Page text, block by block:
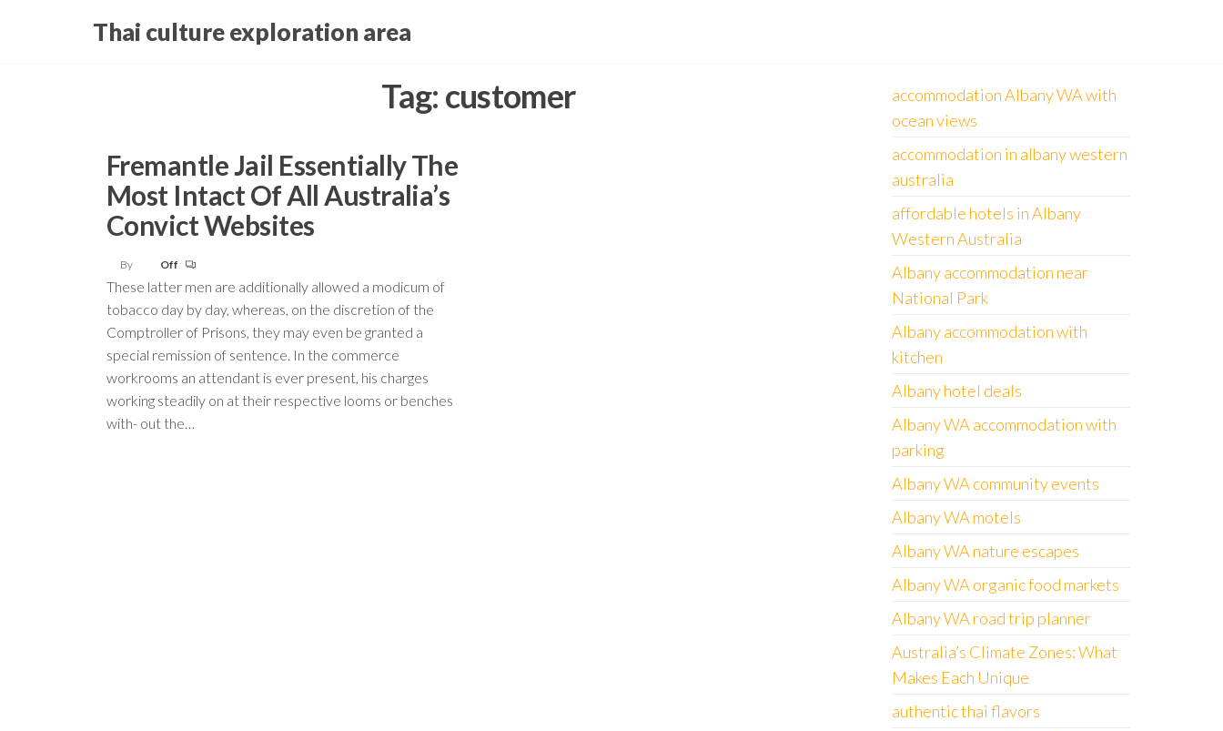
Thai culture exploration area
Tag: customer
Fremantle Jail Essentially The
Most Intact Of All Australia’s
Convict Websites
By Off
These latter men are additionally allowed a modicum of
tobacco day by day, whereas, on the discretion of the
Comptroller of Prisons, they may even be granted a
special remission of sentence. In the commerce
workrooms an attendant is ever present, his charges
working steadily on at their respective looms or benches
with- out the…
accommodation Albany WA with
ocean views
accommodation in albany western
australia
affordable hotels in Albany
Western Australia
Albany accommodation near
National Park
Albany accommodation with
kitchen
Albany hotel deals
Albany WA accommodation with
parking
Albany WA community events
Albany WA motels
Albany WA nature escapes
Albany WA organic food markets
Albany WA road trip planner
Australia’s Climate Zones: What
Makes Each Unique
authentic thai flavors